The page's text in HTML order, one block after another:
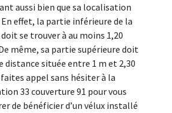
aussi bien que sa localisation
En effet, la partie inférieure de la
se trouver à au moins 1,20
même, sa partie supérieure doit
distance située entre 1 m et 2,30
appel sans hésiter à la
33 couverture 91 pour vous
de bénéficier d’un vélux installé